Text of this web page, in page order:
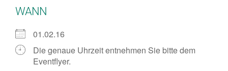
Projekte
Service
WANN
01.02.16
Die genaue Uhrzeit entnehmen Sie bitte dem
Eventflyer.